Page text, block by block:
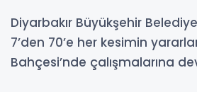
Diyarbakır Büyükşehir
7’den 70’e her kesimin
Bahçesi’nde çalışmalarına